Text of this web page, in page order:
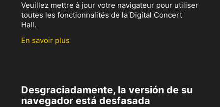
Veuillez mettre à jour votre navigateur pour utiliser
toutes les fonctionnalités de la Digital Concert
Hall.
En savoir plus
Desgraciadamente, la versión de su
navegador está desfasada